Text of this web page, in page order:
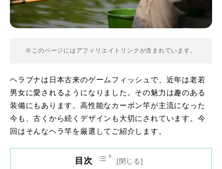
※このページにはアフィリエイトリンクが含まれています。
ヘラブナは日本古来のゲームフィッシュで、近年は老若
男女に愛されるようになりました。その魅力は趣のある
装備にもあります。高性能なカーボン竿が主流になった
今も、古くから続くデザインも大切にされています。今
回はそんなヘラ竿を厳選してご紹介します。
目次